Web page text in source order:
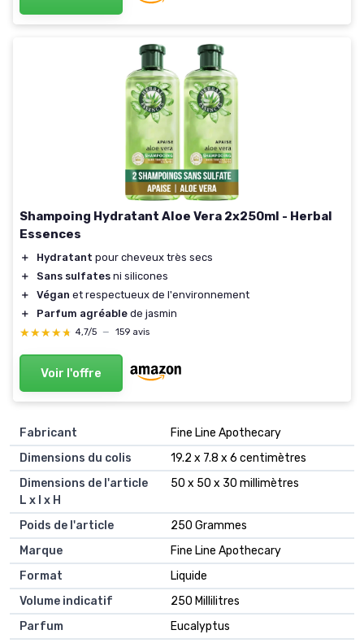
Shampoing Hydratant Aloe Vera 2x250ml - Herbal
Essences
＋ Hydratant pour cheveux très secs
＋
Sans sulfates ni silicones
＋
Végan et respectueux de l'environnement
＋
Parfum agréable de jasmin
★★★★★
★★★★★ 4,7/5 — 159 avis
Voir l'offre
Fabricant
‎Fine Line Apothecary
Dimensions du colis
‎19.2 x 7.8 x 6 centimètres
Dimensions de l'article
L x l x H
‎50 x 50 x 30 millimètres
Poids de l'article
‎250 Grammes
Marque
‎Fine Line Apothecary
Format
‎Liquide
Volume indicatif
‎250 Millilitres
Parfum
‎Eucalyptus